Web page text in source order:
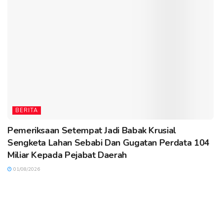
BERITA
Pemeriksaan Setempat Jadi Babak Krusial
Sengketa Lahan Sebabi Dan Gugatan Perdata 104
Miliar Kepada Pejabat Daerah
01/08/2026